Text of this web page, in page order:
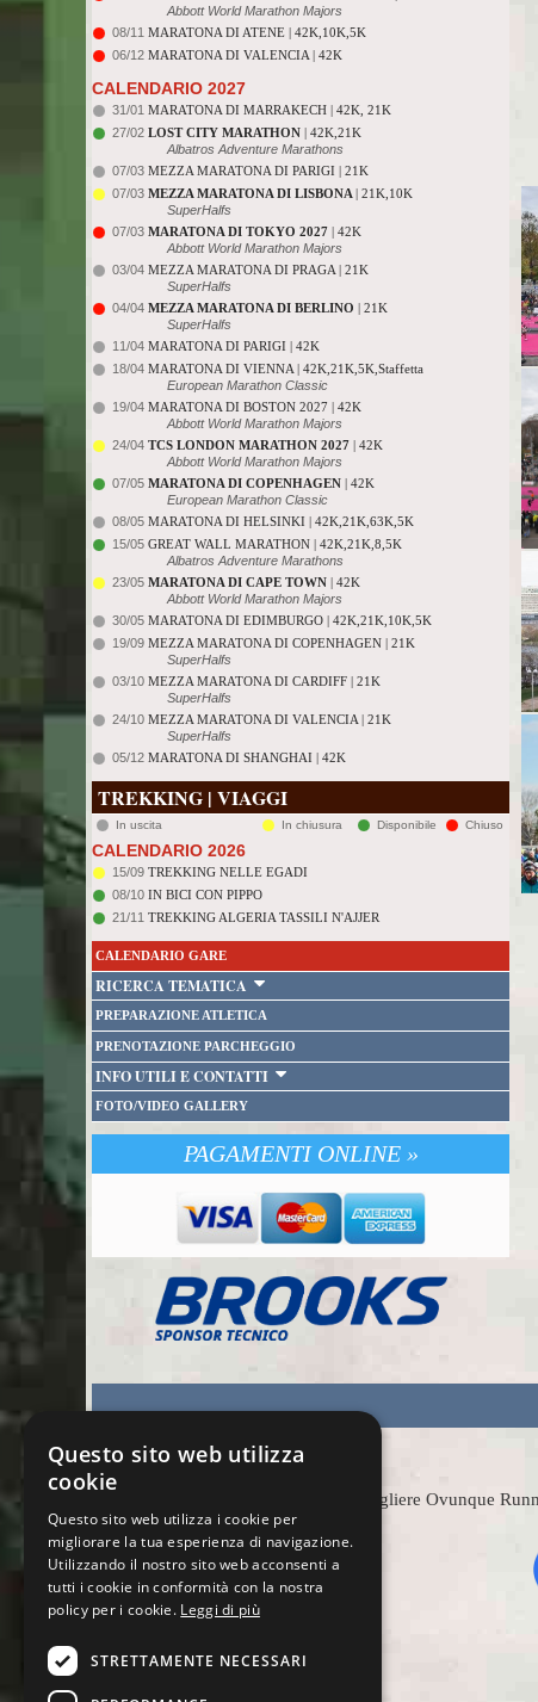
Abbott World Marathon Majors
08/11 MARATONA DI ATENE | 42K,10K,5K
06/12 MARATONA DI VALENCIA | 42K
CALENDARIO 2027
31/01 MARATONA DI MARRAKECH | 42K, 21K
27/02 LOST CITY MARATHON | 42K,21K
Albatros Adventure Marathons
07/03 MEZZA MARATONA DI PARIGI | 21K
07/03 MEZZA MARATONA DI LISBONA | 21K,10K
SuperHalfs
07/03 MARATONA DI TOKYO 2027 | 42K
Abbott World Marathon Majors
03/04 MEZZA MARATONA DI PRAGA | 21K
SuperHalfs
04/04 MEZZA MARATONA DI BERLINO | 21K
SuperHalfs
11/04 MARATONA DI PARIGI | 42K
18/04 MARATONA DI VIENNA | 42K,21K,5K,Staffetta
European Marathon Classic
19/04 MARATONA DI BOSTON 2027 | 42K
Abbott World Marathon Majors
24/04 TCS LONDON MARATHON 2027 | 42K
Abbott World Marathon Majors
07/05 MARATONA DI COPENHAGEN | 42K
European Marathon Classic
08/05 MARATONA DI HELSINKI | 42K,21K,63K,5K
15/05 GREAT WALL MARATHON | 42K,21K,8,5K
Albatros Adventure Marathons
23/05 MARATONA DI CAPE TOWN | 42K
Abbott World Marathon Majors
30/05 MARATONA DI EDIMBURGO | 42K,21K,10K,5K
19/09 MEZZA MARATONA DI COPENHAGEN | 21K
SuperHalfs
03/10 MEZZA MARATONA DI CARDIFF | 21K
SuperHalfs
24/10 MEZZA MARATONA DI VALENCIA | 21K
SuperHalfs
05/12 MARATONA DI SHANGHAI | 42K
TREKKING | VIAGGI
In uscita In chiusura Disponibile Chiuso
CALENDARIO 2026
15/09 TREKKING NELLE EGADI
08/10 IN BICI CON PIPPO
21/11 TREKKING ALGERIA TASSILI N'AJJER
CALENDARIO GARE
RICERCA TEMATICA
PREPARAZIONE ATLETICA
PRENOTAZIONE PARCHEGGIO
INFO UTILI E CONTATTI
FOTO/VIDEO GALLERY
PAGAMENTI ONLINE »
Scegliere Ovunque
Questo sito web utilizza
cookie
Questo sito web utilizza i cookie per
migliorare la tua esperienza di navigazione.
Utilizzando il nostro sito web acconsenti a
tutti i cookie in conformità con la nostra
policy per i cookie. Leggi di più
STRETTAMENTE NECESSARI